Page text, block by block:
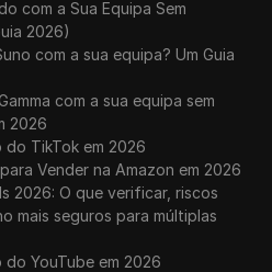
com a Sua Equipa Sem
2026)
com a sua equipa? Um Guia
com a sua equipa sem
2026
do TikTok em 2026
Vender na Amazon em 2026
2026: O que verificar, riscos
mais seguros para múltiplas
YouTube em 2026